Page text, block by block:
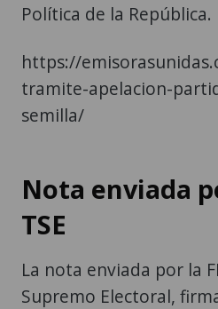
Política de la República.
https://
tramite-apelacion-
semilla/
Nota enviada
TSE
La nota enviada por la
Supremo Electoral,